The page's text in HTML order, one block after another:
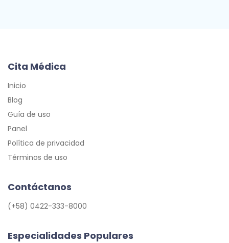
Cita Médica
Inicio
Blog
Guía de uso
Panel
Política de privacidad
Términos de uso
Contáctanos
(+58) 0422-333-8000
Especialidades Populares